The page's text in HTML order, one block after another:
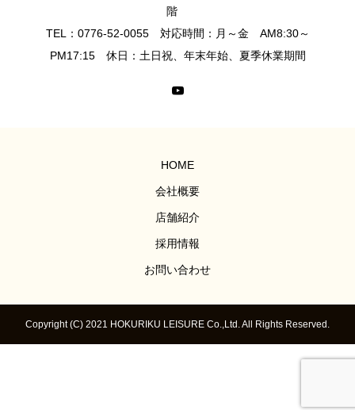
階
TEL：0776-52-0055 対応時間：月～金 AM8:30～
PM17:15 休日：土日祝、年末年始、夏季休業期間
HOME
会社概要
店舗紹介
採用情報
お問い合わせ
Copyright (C) 2021 HOKURIKU LEISURE Co.,Ltd. All Rights Reserved.